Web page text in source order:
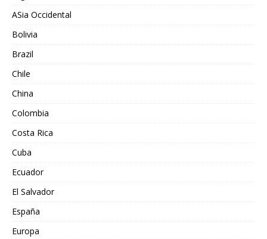
ASia Occidental
Bolivia
Brazil
Chile
China
Colombia
Costa Rica
Cuba
Ecuador
El Salvador
España
Europa